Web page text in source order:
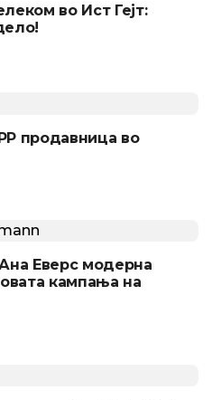
во Ист Гејт:
продавница во
Еверс модерна
кампања на